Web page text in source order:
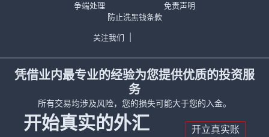
争端处理
免责声明
防止洗黑钱条款
关注我们
凭借业内最专业的经验为您提供优质的投资服
务
所有交易均涉及风险，您的损失可能大于您的入金。
开始真实的外汇
开立真实账